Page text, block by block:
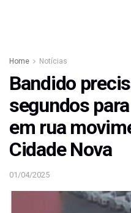
Home Notícias
Bandido
segundos
em rua
Cidade Nova
01/04/2025